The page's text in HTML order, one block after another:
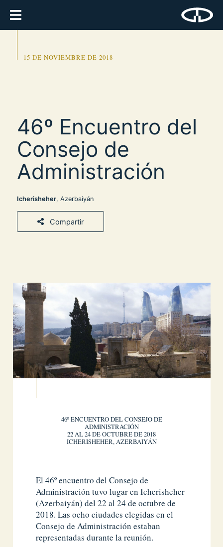
15 DE NOVIEMBRE DE 2018
46º Encuentro del
Consejo de
Administración
Icherisheher, Azerbaiyán
Compartir
46º ENCUENTRO DEL CONSEJO DE
ADMINISTRACIÓN
22 AL 24 DE OCTUBRE DE 2018
ICHERISHEHER, AZERBAIYÁN
El 46º encuentro del Consejo de
Administración tuvo lugar en Icherisheher
(Azerbaiyán) del 22 al 24 de octubre de
2018. Las ocho ciudades elegidas en el
Consejo de Administración estaban
representadas durante la reunión.